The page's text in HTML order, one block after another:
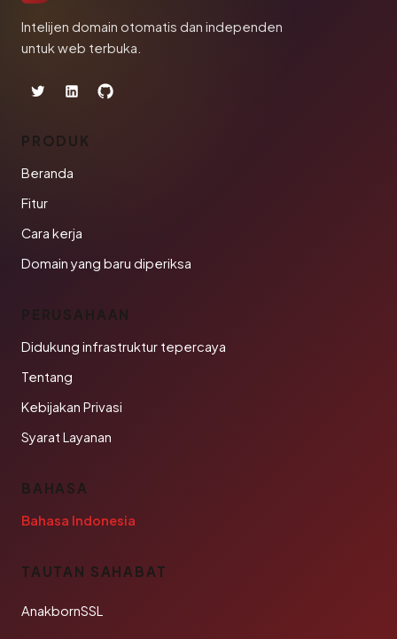
Intelijen domain otomatis dan independen
untuk web terbuka.
PRODUK
Beranda
Fitur
Cara kerja
Domain yang baru diperiksa
PERUSAHAAN
Didukung infrastruktur tepercaya
Tentang
Kebijakan Privasi
Syarat Layanan
BAHASA
Bahasa Indonesia
TAUTAN SAHABAT
AnakbornSSL